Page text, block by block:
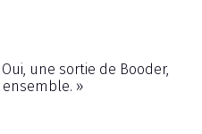
une sortie de Booder,
ensemble. »